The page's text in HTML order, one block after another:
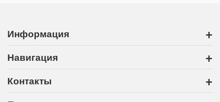
Информация +
Навигация +
Контакты +